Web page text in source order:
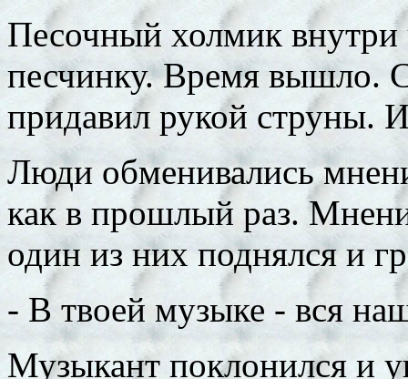
Песочный холмик
песчинку. Время вышло.
придавил рукой струны.
Люди обменивались
как в прошлый раз.
один из них поднялся и
- В твоей музыке - вся
Музыкант поклонился и